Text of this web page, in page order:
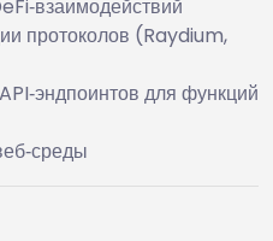
протоколов (Raydium,
для функций